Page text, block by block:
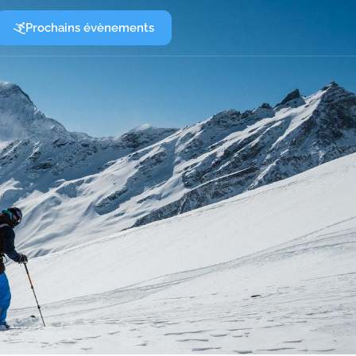
Prochains évènements